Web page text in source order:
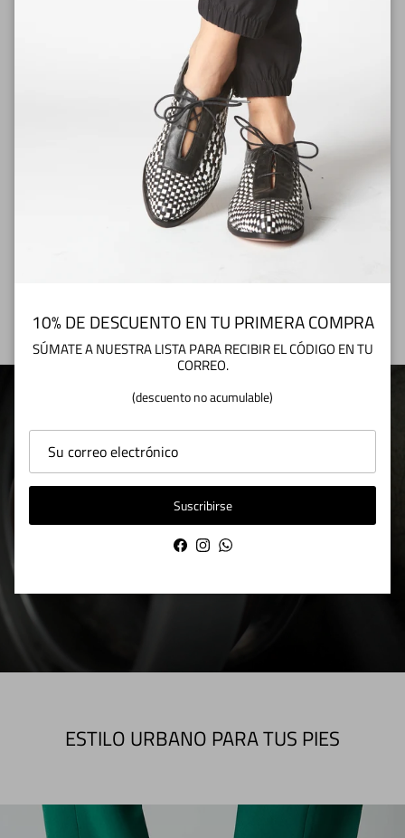
A pedido
SUSCRÍBETE A NUESTRO NEWSLETTER
Y obtendrás un 10% de dcto. en tu primera compra web
(No acumulable con otros descuentos activos)
CINCUENTA AÑOS DE HISTORIA
CURTIDOS EN EL OFICIO
ESTILO URBANO PARA TUS PIES
Ir directamente a la información del producto
10% DE DESCUENTO EN TU PRIMERA COMPRA
SÚMATE A NUESTRA LISTA PARA RECIBIR EL CÓDIGO EN TU
CORREO.
(descuento no acumulable)
Suscribirse
Facebook
InstagramWhatsApp